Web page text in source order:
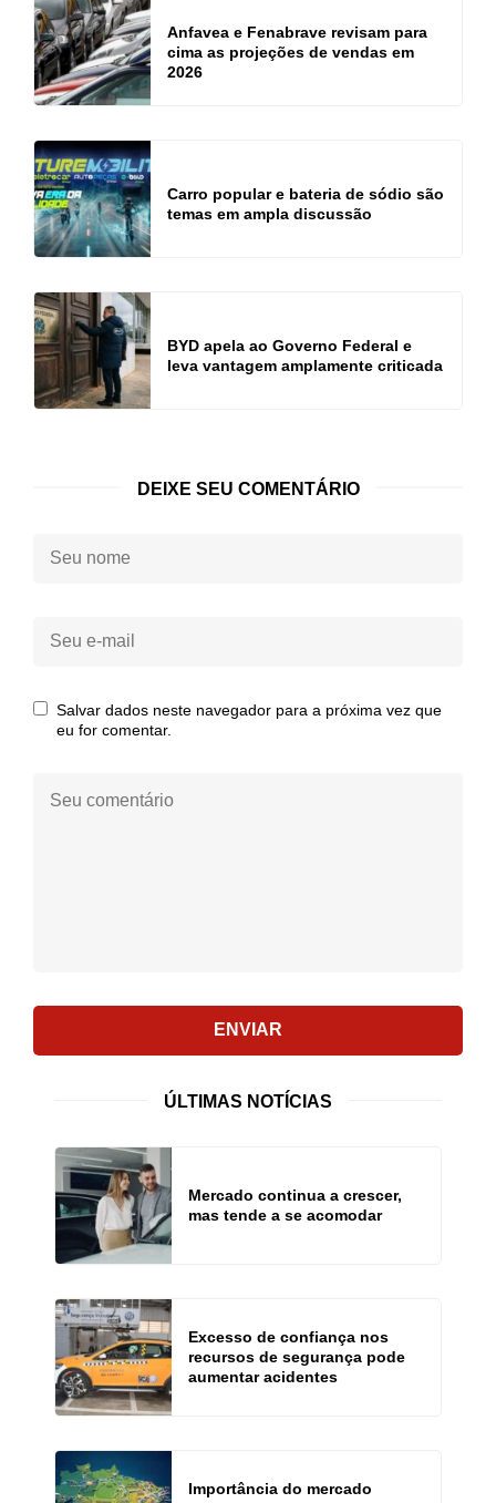
Anfavea e Fenabrave revisam para
cima as projeções de vendas em
2026
Carro popular e bateria de sódio são
temas em ampla discussão
BYD apela ao Governo Federal e
leva vantagem amplamente criticada
DEIXE SEU COMENTÁRIO
Seu
Seu
Salvar dados neste navegador para a próxima vez que
eu for comentar.
comentário:
ENVIAR
ÚLTIMAS NOTÍCIAS
Mercado continua a crescer,
mas tende a se acomodar
Excesso de confiança nos
recursos de segurança pode
aumentar acidentes
Importância do mercado